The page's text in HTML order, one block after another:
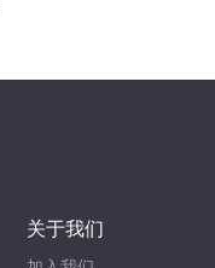
关于我们